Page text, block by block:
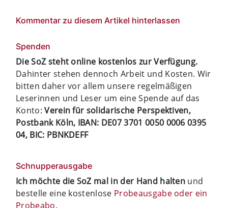
Kommentar zu diesem Artikel hinterlassen
Spenden
Die SoZ steht online kostenlos zur Verfügung.
Dahinter stehen dennoch Arbeit und Kosten. Wir
bitten daher vor allem unsere regelmäßigen
Leserinnen und Leser um eine Spende auf das
Konto:Verein für solidarische Perspektiven,
Postbank Köln, IBAN: DE07 3701 0050 0006 0395
04, BIC: PBNKDEFF
Schnupperausgabe
Ich möchte die SoZ mal in der Hand halten und
bestelle eine kostenlose Probeausgabe oder ein
Probeabo.